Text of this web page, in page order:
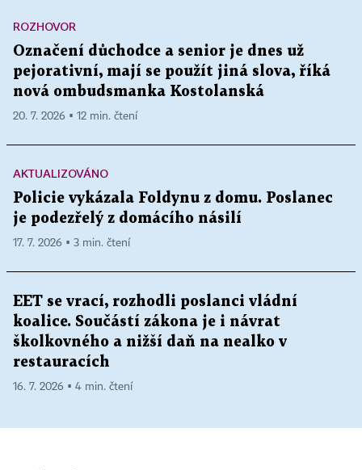
ROZHOVOR
Označení důchodce a senior je dnes už
pejorativní, mají se použít jiná slova, říká
nová ombudsmanka Kostolanská
20. 7. 2026 ▪ 12 min. čtení
AKTUALIZOVÁNO
Policie vykázala Foldynu z domu. Poslanec
je podezřelý z domácího násilí
17. 7. 2026 ▪ 3 min. čtení
EET se vrací, rozhodli poslanci vládní
koalice. Součástí zákona je i návrat
školkovného a nižší daň na nealko v
restauracích
16. 7. 2026 ▪ 4 min. čtení